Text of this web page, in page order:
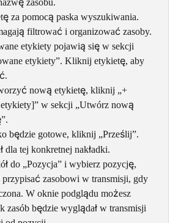
zasobu.
za pomocą paska wyszukiwania.
filtrować i organizować zasoby.
etykiety pojawią się w sekcji
etykiety”. Kliknij etykietę, aby
nową etykietę, kliknij „+
w sekcji „Utwórz nową
będzie gotowe, kliknij „Prześlij”.
dla tej konkretnej nakładki.
do „Pozycja” i wybierz pozycję,
przypisać zasobowi w transmisji, gdy
W oknie podglądu możesz
zasób będzie wyglądał w transmisji